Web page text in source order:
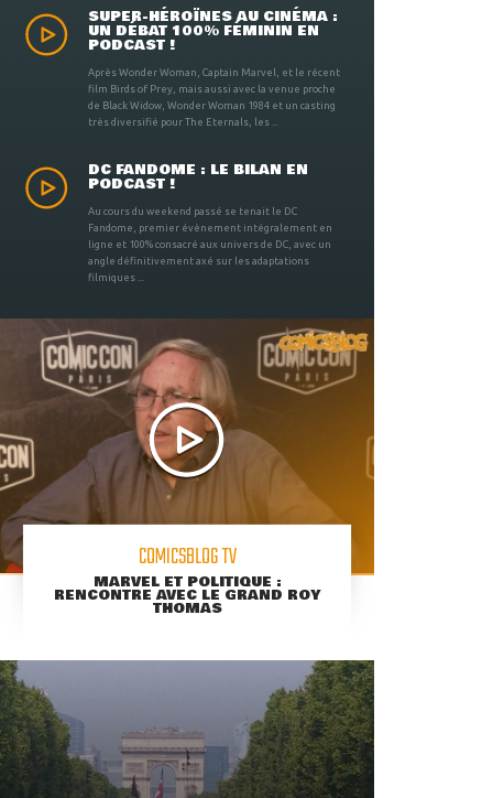
SUPER-HÉROÏNES AU CINÉMA :
UN DÉBAT 100% FÉMININ EN
PODCAST !
Après Wonder Woman, Captain Marvel, et le récent
film Birds of Prey, mais aussi avec la venue proche
de Black Widow, Wonder Woman 1984 et un casting
très diversifié pour The Eternals, les ...
DC FANDOME : LE BILAN EN
PODCAST !
Au cours du weekend passé se tenait le DC
Fandome, premier évènement intégralement en
ligne et 100% consacré aux univers de DC, avec un
angle définitivement axé sur les adaptations
filmiques ...
COMICSBLOG TV
MARVEL ET POLITIQUE :
RENCONTRE AVEC LE GRAND ROY
THOMAS